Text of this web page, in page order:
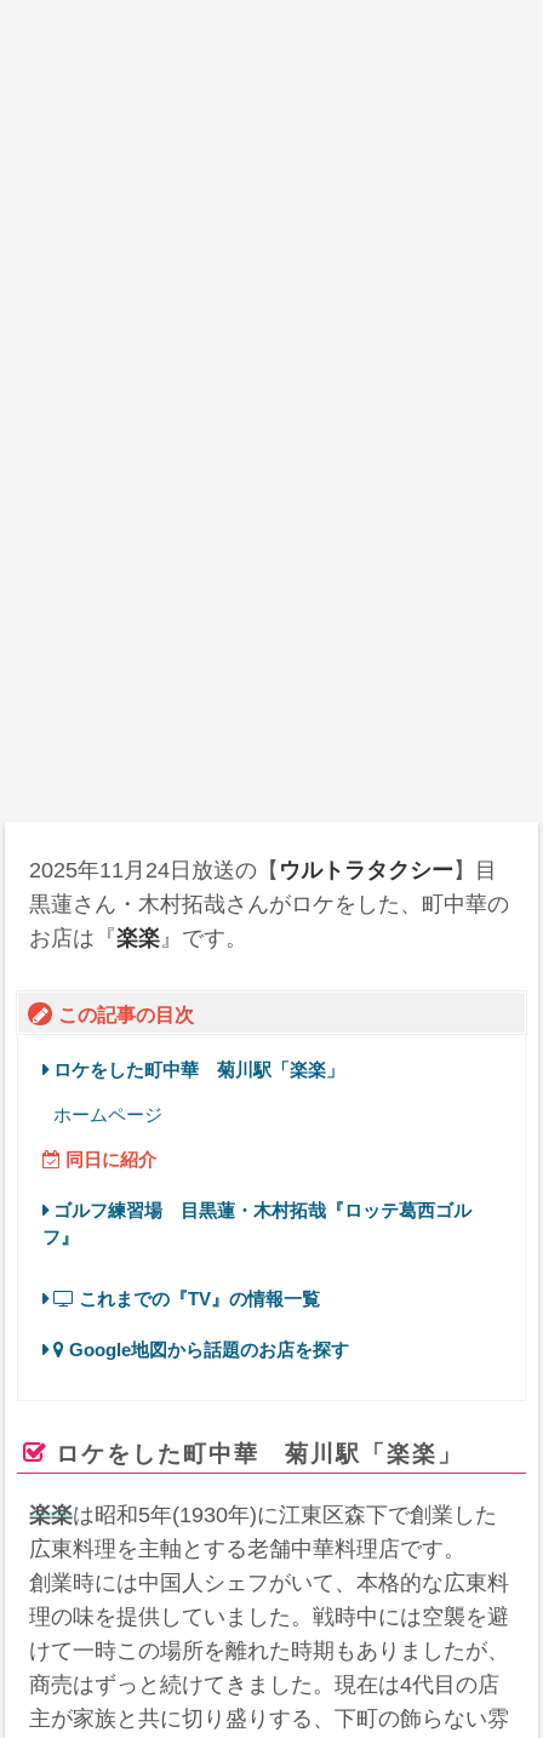
2025年11月24日 放送の【 ウルトラタクシー 】目
黒蓮さん・木村拓哉さんがロケをした、町中華の
お店は『楽楽』です。
この記事の目次
ロケをした町中華 菊川駅「楽楽」
ホームページ
同日に紹介
ゴルフ練習場 目黒蓮・木村拓哉『ロッテ葛西ゴル
フ』
これまでの『TV』の情報一覧
Google地図から話題のお店を探す
ロケをした町中華 菊川駅「楽楽」
楽楽は昭和5年(1930年)に江東区森下で創業した
広東料理を主軸とする老舗中華料理店です。
創業時には中国人シェフがいて、本格的な広東料
理の味を提供していました。戦時中には空襲を避
けて一時この場所を離れた時期もありましたが、
商売はずっと続けてきました。現在は4代目の店
主が家族と共に切り盛りする、下町の飾らない雰